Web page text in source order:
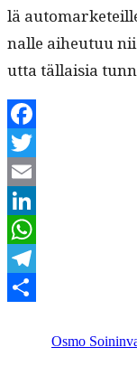
lä
nalle aiheutuu
utta täl­laisia
Facebook
Twitter
Email
LinkedIn
WhatsApp
Telegram
Osmo